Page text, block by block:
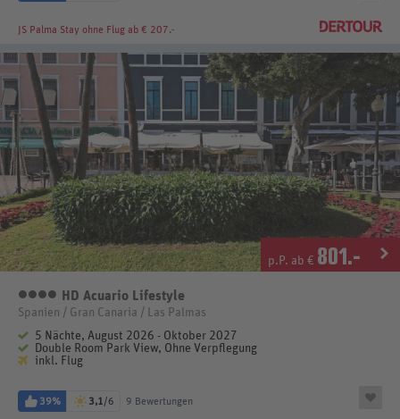
JS Palma Stay ohne Flug ab € 207.-
p.P. ab € 801.-
4 Sterne
HD Acuario Lifestyle
Spanien / Gran Canaria / Las Palmas
5 Nächte, August 2026 - Oktober 2027
Double Room Park View, Ohne Verpflegung
inkl. Flug
39% 3,1/6 9 Bewertungen